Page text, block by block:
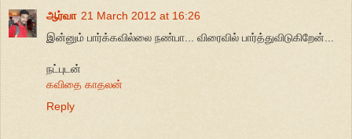
ஆர்வா 21 March 2012 at 16:26
இன்னும் பார்க்கவில்லை நண்பா... விரைவில் பார்த்துவிடுகிறேன்...
நட்புடன்
கவிதை காதலன்
Reply